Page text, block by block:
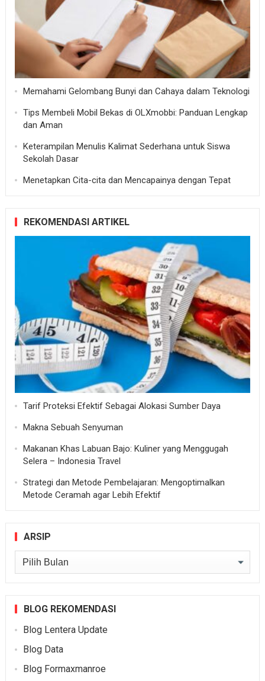
Memahami Gelombang Bunyi dan Cahaya dalam Teknologi
Tips Membeli Mobil Bekas di OLXmobbi: Panduan Lengkap
dan Aman
Keterampilan Menulis Kalimat Sederhana untuk Siswa
Sekolah Dasar
Menetapkan Cita-cita dan Mencapainya dengan Tepat
REKOMENDASI ARTIKEL
Tarif Proteksi Efektif Sebagai Alokasi Sumber Daya
Makna Sebuah Senyuman
Makanan Khas Labuan Bajo: Kuliner yang Menggugah
Selera – Indonesia Travel
Strategi dan Metode Pembelajaran: Mengoptimalkan
Metode Ceramah agar Lebih Efektif
ARSIP
Arsip
BLOG REKOMENDASI
Blog Lentera Update
Blog Data
Blog Formaxmanroe